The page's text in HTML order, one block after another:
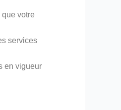
votre
services
en vigueur